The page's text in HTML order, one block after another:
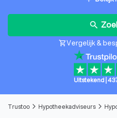
search
shopping_cartVergelijk &
Uitstekend|
Trustoo arrow_forward_ios Hypotheekadviseurs arrow_forward_ios